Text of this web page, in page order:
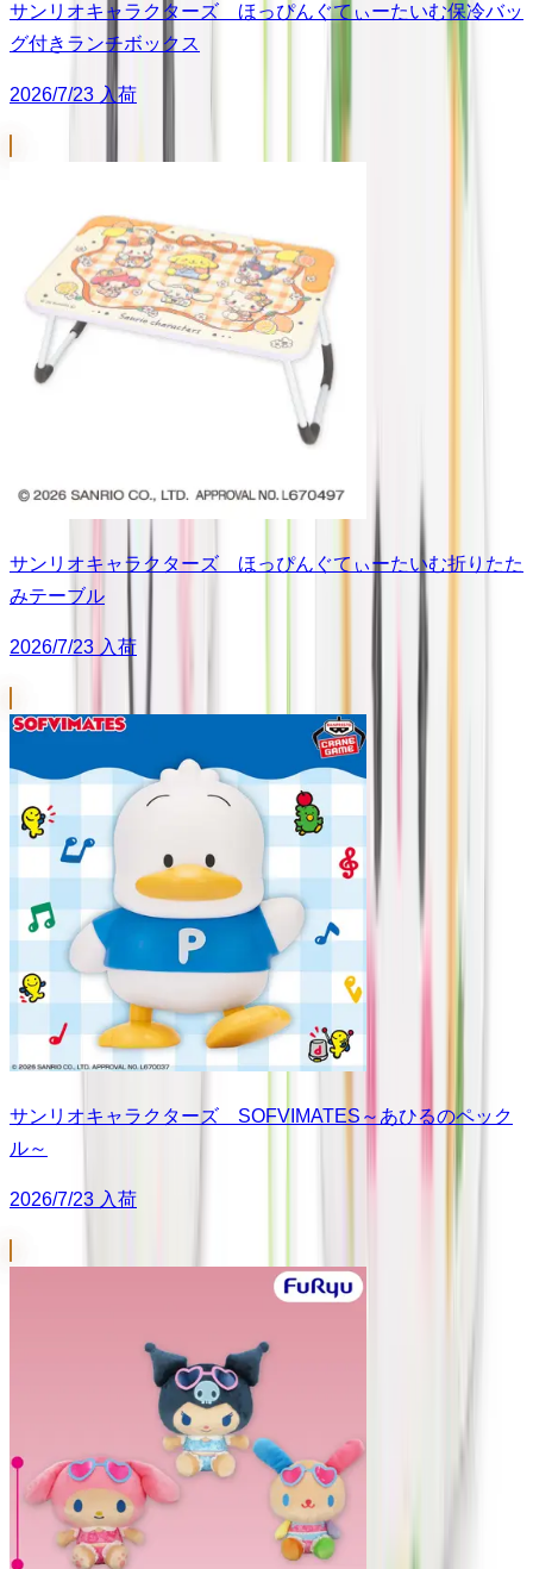
サンリオキャラクターズ ほっぴんぐてぃーたいむ保冷バッ
グ付きランチボックス
2026/7/23 入荷
サンリオキャラクターズ ほっぴんぐてぃーたいむ折りたた
みテーブル
2026/7/23 入荷
サンリオキャラクターズ SOFVIMATES～あひるのペック
ル～
2026/7/23 入荷